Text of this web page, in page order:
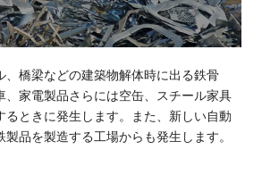
、橋梁などの建築物解体時に出る鉄骨
、家電製品さらには空缶、スチール家具
るときに発生します。また、新しい自動
品を製造する工場からも発生します。